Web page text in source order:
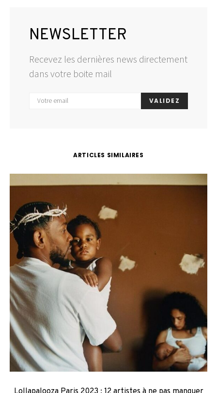
NEWSLETTER
Recevez les dernières news directement
dans votre boite mail
VALIDEZ
ARTICLES SIMILAIRES